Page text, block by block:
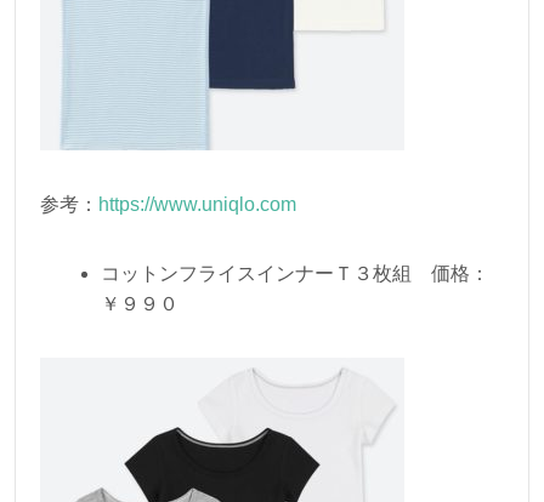
参考： https://www.uniqlo.com
コットンフライスインナーＴ３枚組 価格：
￥９９０